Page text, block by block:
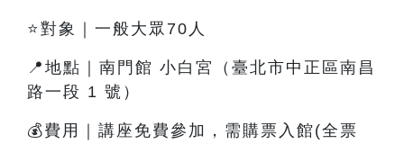
⭐對象｜一般大眾70人
📍地點｜南門館 小白宮（臺北市中正區南昌
路一段 1 號）
💰費用｜講座免費參加，需購票入館(全票